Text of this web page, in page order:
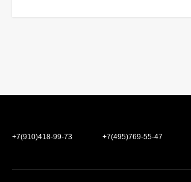
+7(910)418-99-73 +7(495)769-55-47